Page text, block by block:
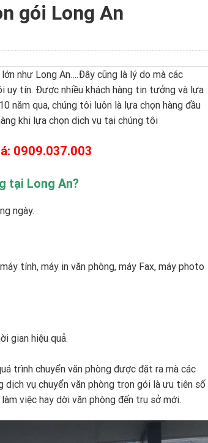
gói Long An
như Long An….Đây cũng là lý do mà các
uy tín. Được nhiều khách hàng tin tưởng và lựa
năm qua, chúng tôi luôn là lựa chọn hàng đầu
khi lựa chọn dịch vụ tại chúng tôi
0909.037.003
tại Long An?
ngày.
tính, máy in văn phòng, máy Fax, máy photo
gian hiệu quả.
trình chuyển văn phòng được đặt ra mà các
dịch vụ chuyển văn phòng trọn gói là ưu tiên số
việc hay dời văn phòng đến trụ sở mới.